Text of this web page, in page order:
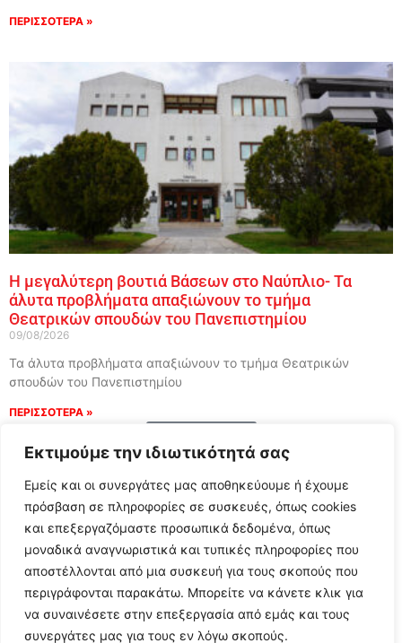
Εκτιμούμε την ιδιωτικότητά σας
Εμείς και οι συνεργάτες μας αποθηκεύουμε ή έχουμε
πρόσβαση σε πληροφορίες σε συσκευές, όπως cookies
και επεξεργαζόμαστε προσωπικά δεδομένα, όπως
μοναδικά αναγνωριστικά και τυπικές πληροφορίες που
αποστέλλονται από μια συσκευή για τους σκοπούς που
περιγράφονται παρακάτω. Μπορείτε να κάνετε κλικ για
να συναινέσετε στην επεξεργασία από εμάς και τους
συνεργάτες μας για τους εν λόγω σκοπούς.
ΠΕΡΙΣΣΟΤΕΡΑ »
Η μεγαλύτερη βουτιά Βάσεων στο Ναύπλιο- Τα
άλυτα προβλήματα απαξιώνουν το τμήμα
Θεατρικών σπουδών του Πανεπιστημίου
09/08/2026
Τα άλυτα προβλήματα απαξιώνουν το τμήμα Θεατρικών
σπουδών του Πανεπιστημίου
ΠΕΡΙΣΣΟΤΕΡΑ »